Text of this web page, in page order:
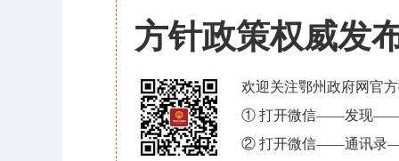
方针政策权威发
欢迎关注鄂州政府网官
① 打开微信——发现——
② 打开微信——通讯录